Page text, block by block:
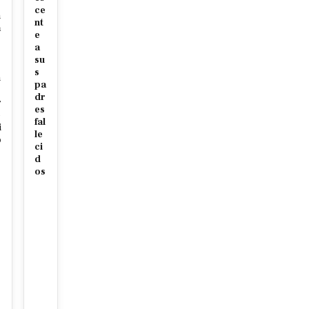
ce
nt
e
a
su
s
pa
dr
es
fal
le
ci
d
os